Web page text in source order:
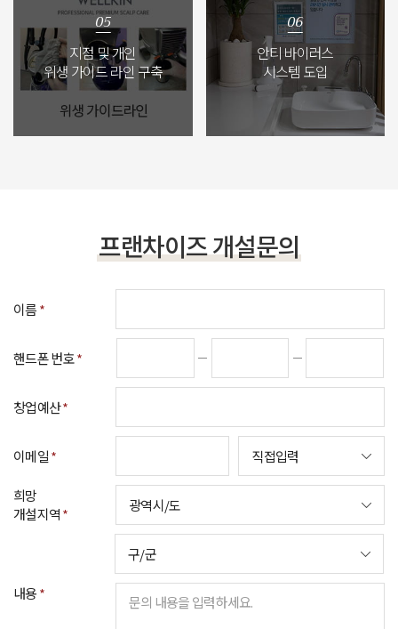
지점 및 개인
위생 가이드 라인 구축
안티 바이러스
시스템 도입
프랜차이즈 개설문의
이름*
핸드폰 번호*
창업예산*
이메일*
희망
개설지역*
내용*